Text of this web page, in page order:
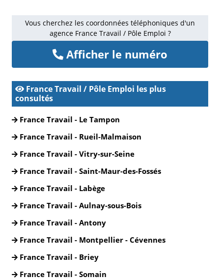
Vous cherchez les coordonnées téléphoniques d'un
agence France Travail / Pôle Emploi ?
Afficher le numéro
France Travail / Pôle Emploi les plus
consultés
France Travail - Le Tampon
France Travail - Rueil-Malmaison
France Travail - Vitry-sur-Seine
France Travail - Saint-Maur-des-Fossés
France Travail - Labège
France Travail - Aulnay-sous-Bois
France Travail - Antony
France Travail - Montpellier - Cévennes
France Travail - Briey
France Travail - Somain